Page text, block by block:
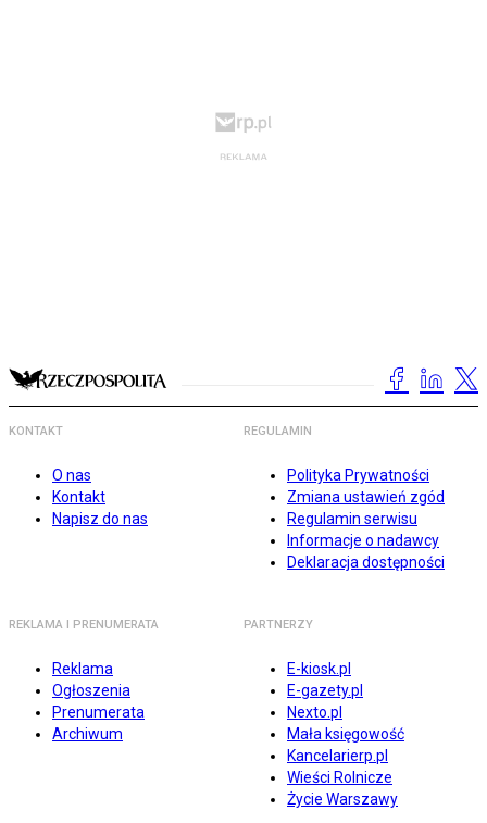
KONTAKT
O nas
Kontakt
Napisz do nas
REGULAMIN
Polityka Prywatności
Zmiana ustawień zgód
Regulamin serwisu
Informacje o nadawcy
Deklaracja dostępności
REKLAMA I PRENUMERATA
Reklama
Ogłoszenia
Prenumerata
Archiwum
PARTNERZY
E-kiosk.pl
E-gazety.pl
Nexto.pl
Mała księgowość
Kancelarierp.pl
Wieści Rolnicze
Życie Warszawy